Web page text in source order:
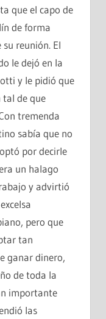
que el capo de
de forma
reunión. El
le dejó en la
y le pidió que
tal de que
tremenda
sabía que no
por decirle
un halago
y advirtió
pero que
tan
ganar dinero,
de toda la
importante
las